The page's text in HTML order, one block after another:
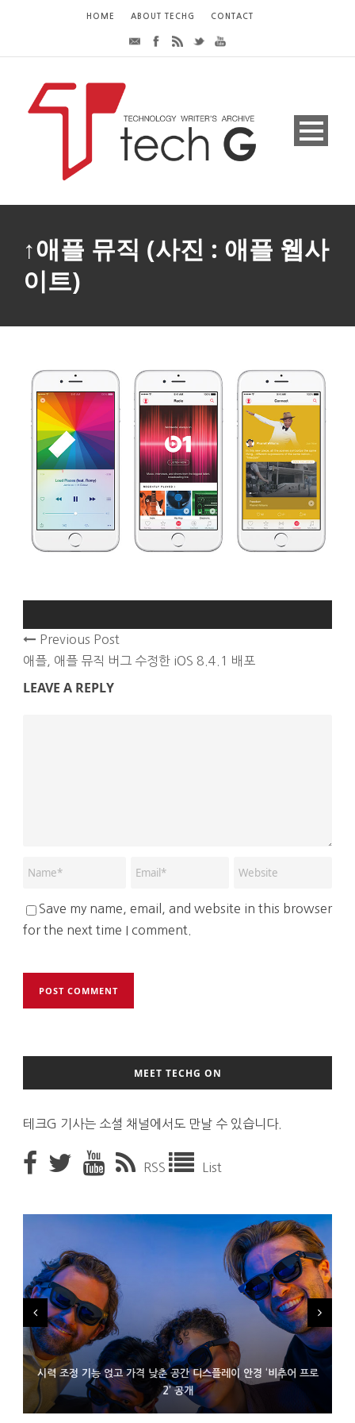
HOME ABOUT TECHG CONTACT
↑애플 뮤직 (사진 : 애플 웹사
이트)
Previous Post
애플, 애플 뮤직 버그 수정한 iOS 8.4.1 배포
LEAVE A REPLY
Save my name, email, and website in this browser
for the next time I comment.
MEET TECHG ON
테크G 기사는 소셜 채널에서도 만날 수 있습니다.
RSS List
시력 조정 기능 얹고 가격 낮춘 공간 디스플레이 안경 ‘비추어 프로
2’ 공개
D램 부족에 10억달러어치 아이폰18 프로세서 패키징 대기 중
300~400달러 반지형 스피커 준비하는 오픈AI